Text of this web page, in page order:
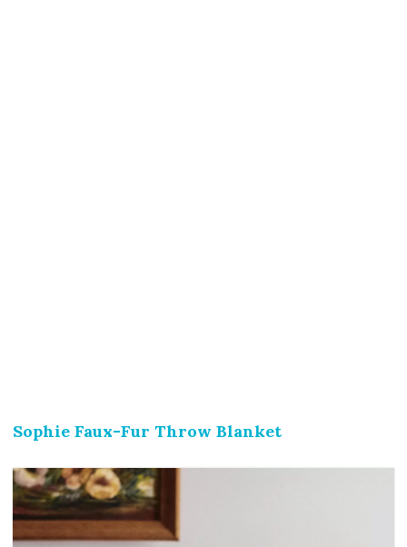
Sophie Faux-Fur Throw Blanket